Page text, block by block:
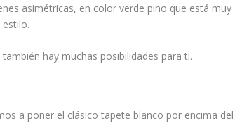
asimétricas, en color verde pino que está muy
hay muchas posibilidades para ti.
a poner el clásico tapete blanco por encima del